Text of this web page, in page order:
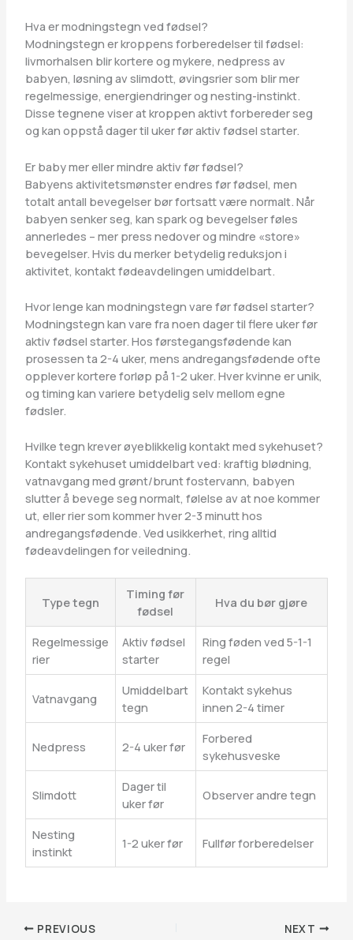
Hva er modningstegn ved fødsel?
Modningstegn er kroppens forberedelser til fødsel:
livmorhalsen blir kortere og mykere, nedpress av
babyen, løsning av slimdott, øvingsrier som blir mer
regelmessige, energiendringer og nesting-instinkt.
Disse tegnene viser at kroppen aktivt forbereder seg
og kan oppstå dager til uker før aktiv fødsel starter.
Er baby mer eller mindre aktiv før fødsel?
Babyens aktivitetsmønster endres før fødsel, men
totalt antall bevegelser bør fortsatt være normalt. Når
babyen senker seg, kan spark og bevegelser føles
annerledes – mer press nedover og mindre «store»
bevegelser. Hvis du merker betydelig reduksjon i
aktivitet, kontakt fødeavdelingen umiddelbart.
Hvor lenge kan modningstegn vare før fødsel starter?
Modningstegn kan vare fra noen dager til flere uker før
aktiv fødsel starter. Hos førstegangsfødende kan
prosessen ta 2-4 uker, mens andregangsfødende ofte
opplever kortere forløp på 1-2 uker. Hver kvinne er unik,
og timing kan variere betydelig selv mellom egne
fødsler.
Hvilke tegn krever øyeblikkelig kontakt med sykehuset?
Kontakt sykehuset umiddelbart ved: kraftig blødning,
vatnavgang med grønt/brunt fostervann, babyen
slutter å bevege seg normalt, følelse av at noe kommer
ut, eller rier som kommer hver 2-3 minutt hos
andregangsfødende. Ved usikkerhet, ring alltid
fødeavdelingen for veiledning.
Type tegn
Timing før
fødsel
Hva du bør gjøre
Regelmessige
rier
Aktiv fødsel
starter
Ring føden ved 5-1-1
regel
Vatnavgang
Umiddelbart
tegn
Kontakt sykehus
innen 2-4 timer
Nedpress 2-4 uker før
Forbered
sykehusveske
Slimdott
Dager til
uker før
Observer andre tegn
Nesting
instinkt
1-2 uker før Fullfør forberedelser
PREVIOUS NEXT